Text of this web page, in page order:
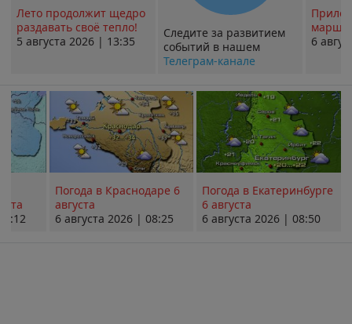
Лето продолжит щедро
раздавать своё тепло!
5 августа 2026 | 13:35
Следите за развитием
событий в нашем
Телеграм-канале
6
Погода в Краснодаре 6
августа
6 августа 2026 | 08:25
Погода в Екатеринбурге
6 августа
6 августа 2026 | 08:50